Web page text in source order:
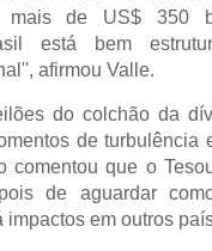
de US$ 350
está bem
afirmou Valle.
do colchão da
de turbulência
comentou que o
de aguardar
impactos em outros